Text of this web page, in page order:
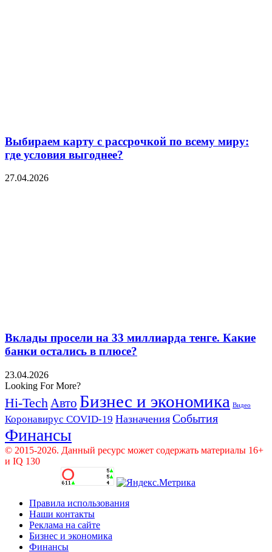
Выбираем карту с рассрочкой по всему миру:
где условия выгоднее?
27.04.2026
Вклады просели на 33 миллиарда тенге. Какие
банки остались в плюсе?
23.04.2026
Looking For More?
Hi-Tech Авто Бизнес и экономика Видео
Коронавирус COVID-19 Назначения События
Финансы
© 2015-2026. Данный ресурс может содержать материалы 16+
и IQ 130
Правила использования
Наши контакты
Реклама на сайте
Бизнес и экономика
Финансы